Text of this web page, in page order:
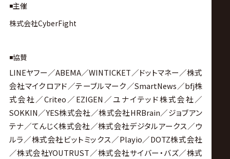
◾️主催
株式会社CyberFight
◾️協賛
LINEヤフー／ABEMA／WINTICKET／ドットマネー／株式
会社マイクロアド／テーブルマーク／SmartNews／bfj株
式会社／Criteo／EZIGEN／ユナイテッド株式会社／
SOKKIN／YES株式会社／株式会社HRBrain／ジョブアン
テナ／てんじく株式会社／株式会社デジタルアークス／ウ
ルラ／株式会社ビットミックス／Playio／DOTZ株式会社
／株式会社YOUTRUST／株式会社サイバー・バズ／株式